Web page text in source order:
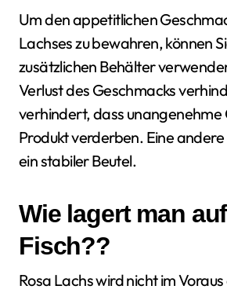
Um den appetitlichen
Lachses zu bewahren, können
zusätzlichen Behälter
Verlust des Geschmacks
verhindert, dass unangenehme
Produkt verderben. Eine
ein stabiler Beutel.
Wie lagert man
Fisch??
Rosa Lachs wird nicht im